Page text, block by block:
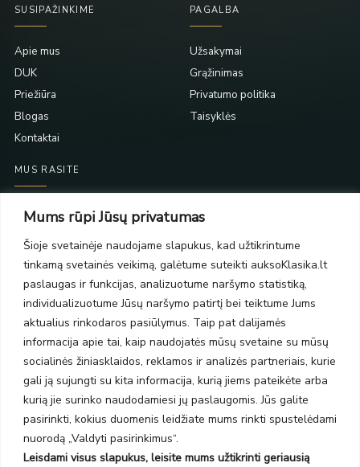
Mums rūpi Jūsų privatumas
Šioje svetainėje naudojame slapukus, kad užtikrintume
tinkamą svetainės veikimą, galėtume suteikti auksoKlasika.lt
paslaugas ir funkcijas, analizuotume naršymo statistiką,
individualizuotume Jūsų naršymo patirtį bei teiktume Jums
aktualius rinkodaros pasiūlymus. Taip pat dalijamės
informacija apie tai, kaip naudojatės mūsų svetaine su mūsų
socialinės žiniasklaidos, reklamos ir analizės partneriais, kurie
gali ją sujungti su kita informacija, kurią jiems pateikėte arba
kurią jie surinko naudodamiesi jų paslaugomis. Jūs galite
pasirinkti, kokius duomenis leidžiate mums rinkti spustelėdami
nuorodą „Valdyti pasirinkimus“.
Leisdami visus slapukus, leisite mums užtikrinti geriausią
SUSIPAŽINKIME
Apie mus
DUK
Priežiūra
Blogas
Kontaktai
PAGALBA
Užsakymai
Grąžinimas
Privatumo politika
Taisyklės
MUS RASITE
Taikos pr. 139
PC Molas, Klaipėda
Taikos pr. 141
PC BIG 2, Klaipėda
Šilutės pl. 35
PC Banginis, Klaipėda
NAUJIENLAIŠKIS
Prenumeruokite ir gaukite pasiūlymus, naujienas bei riboto
leidimo kolekcijas.